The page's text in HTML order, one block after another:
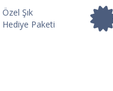
Özel Şık
Hediye Paketi